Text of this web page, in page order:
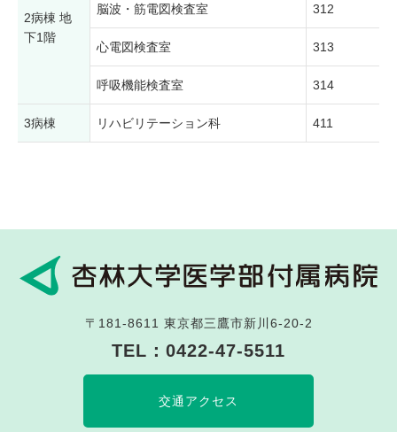
2病棟 地
下1階
脳波・筋電図検査室 312
心電図検査室 313
呼吸機能検査室 314
3病棟 リハビリテーション科 411
〒181-8611 東京都三鷹市新川6-20-2
TEL： 0422-47-5511
交通アクセス